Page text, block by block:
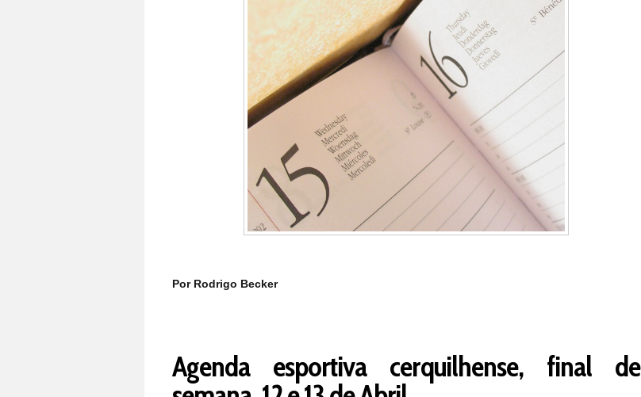
Por Rodrigo Becker
Agenda esportiva cerquilhense, final de